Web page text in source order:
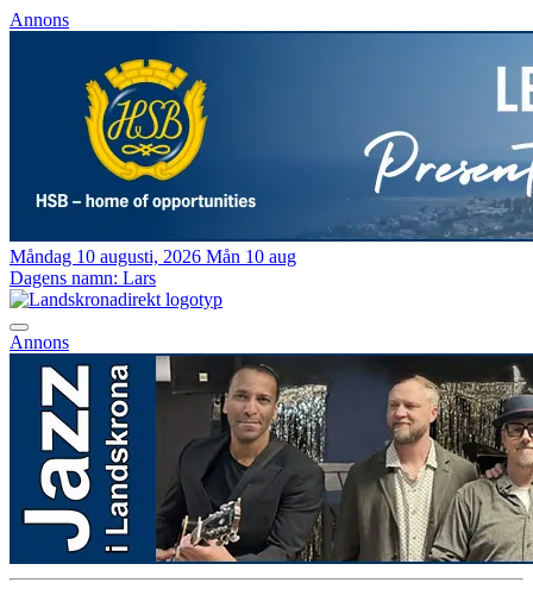
Annons
Måndag 10 augusti, 2026 Mån 10 aug
Dagens namn: Lars
Annons